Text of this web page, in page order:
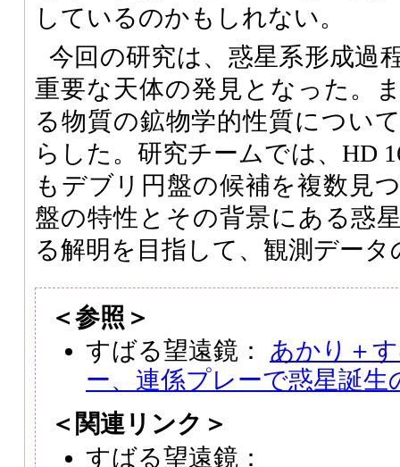
しているのかもしれない。
今回の研究は、惑星系形成過
重要な天体の発見となった。
る物質の鉱物学的性質につい
らした。研究チームでは、HD
もデブリ円盤の候補を複数見
盤の特性とその背景にある惑
る解明を目指して、観測デー
＜参照＞
すばる望遠鏡： あかり＋
ー、連係プレーで惑星誕生
＜関連リンク＞
すばる望遠鏡：